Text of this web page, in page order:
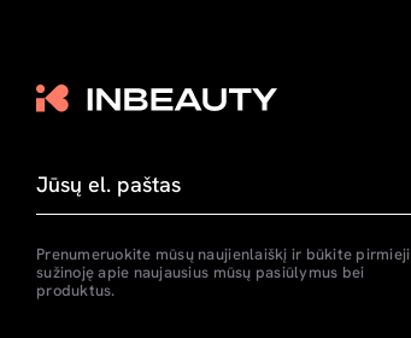
Prenumeruokite mūsų naujienlaiškį ir būkite pirmieji
sužinoję apie naujausius mūsų pasiūlymus bei
produktus.